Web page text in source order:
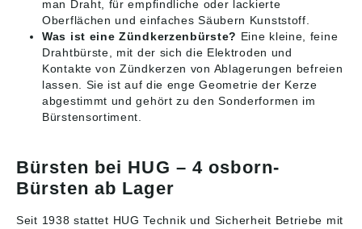
man Draht, für empfindliche oder lackierte
Oberflächen und einfaches Säubern Kunststoff.
Was ist eine Zündkerzenbürste? Eine kleine, feine
Drahtbürste, mit der sich die Elektroden und
Kontakte von Zündkerzen von Ablagerungen befreien
lassen. Sie ist auf die enge Geometrie der Kerze
abgestimmt und gehört zu den Sonderformen im
Bürstensortiment.
Bürsten bei HUG – 4 osborn-
Bürsten ab Lager
Seit 1938 stattet HUG Technik und Sicherheit Betriebe mit